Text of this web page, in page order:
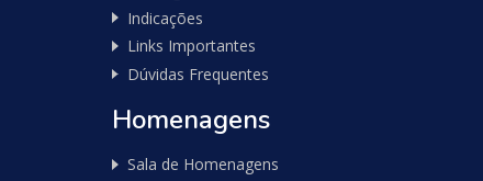
Indicações
Links Importantes
Dúvidas Frequentes
Homenagens
Sala de Homenagens